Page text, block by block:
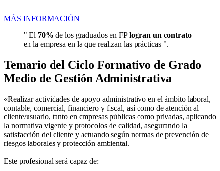
MÁS INFORMACIÓN
" El 70% de los graduados en FPlogran un contrato
en la empresa en la que realizan las prácticas ".
Temario del Ciclo Formativo de Grado
Medio de Gestión Administrativa
«Realizar actividades de apoyo administrativo en el ámbito laboral,
contable, comercial, financiero y fiscal, así como de atención al
cliente/usuario, tanto en empresas públicas como privadas, aplicando
la normativa vigente y protocolos de calidad, asegurando la
satisfacción del cliente y actuando según normas de prevención de
riesgos laborales y protección ambiental.
Este profesional será capaz de: